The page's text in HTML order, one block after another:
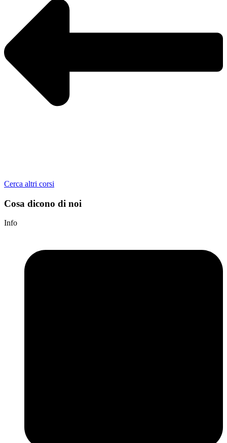
Cerca altri corsi
Cosa dicono di noi
Info